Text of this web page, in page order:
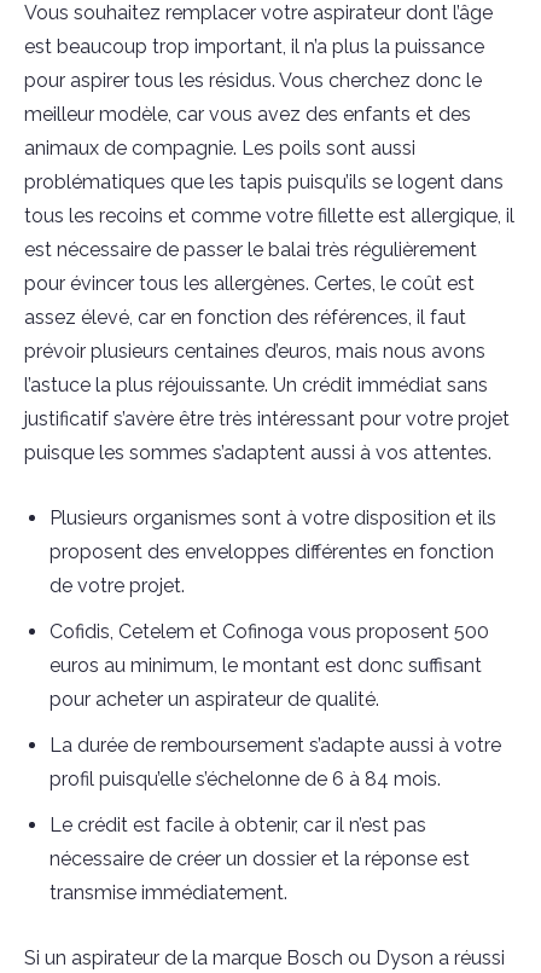
Vous souhaitez remplacer votre aspirateur dont l’âge
est beaucoup trop important, il n’a plus la puissance
pour aspirer tous les résidus. Vous cherchez donc le
meilleur modèle, car vous avez des enfants et des
animaux de compagnie. Les poils sont aussi
problématiques que les tapis puisqu’ils se logent dans
tous les recoins et comme votre fillette est allergique, il
est nécessaire de passer le balai très régulièrement
pour évincer tous les allergènes. Certes, le coût est
assez élevé, car en fonction des références, il faut
prévoir plusieurs centaines d’euros, mais nous avons
l’astuce la plus réjouissante. Un crédit immédiat sans
justificatif s’avère être très intéressant pour votre projet
puisque les sommes s’adaptent aussi à vos attentes.
Plusieurs organismes sont à votre disposition et ils
proposent des enveloppes différentes en fonction
de votre projet.
Cofidis, Cetelem et Cofinoga vous proposent 500
euros au minimum, le montant est donc suffisant
pour acheter un aspirateur de qualité.
La durée de remboursement s’adapte aussi à votre
profil puisqu’elle s’échelonne de 6 à 84 mois.
Le crédit est facile à obtenir, car il n’est pas
nécessaire de créer un dossier et la réponse est
transmise immédiatement.
Si un aspirateur de la marque Bosch ou Dyson a réussi